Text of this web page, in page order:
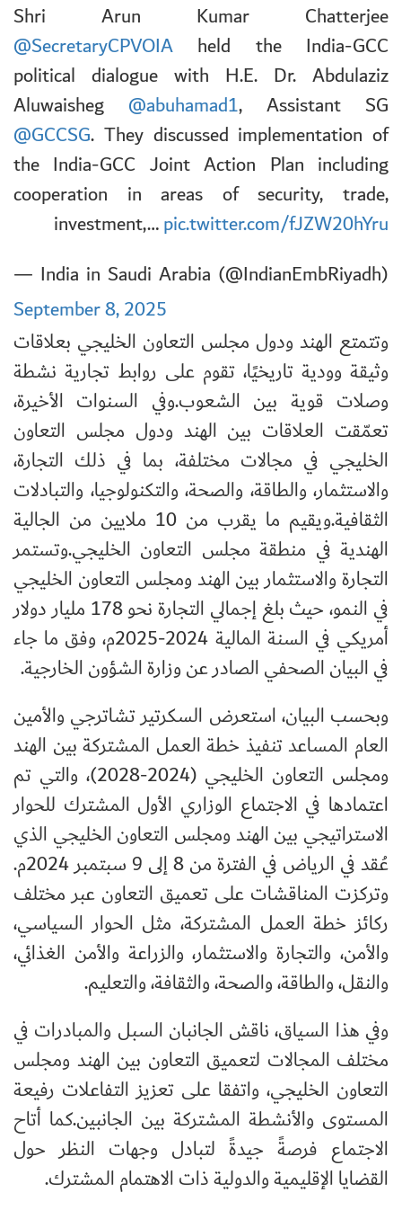
Shri Arun Kumar Chatterjee
@SecretaryCPVOIA held the India-GCC
political dialogue with H.E. Dr. Abdulaziz
Aluwaisheg @abuhamad1, Assistant SG
@GCCSG. They discussed implementation of
the India-GCC Joint Action Plan including
cooperation in areas of security, trade,
investment,…pic.twitter.com/fJZW20hYru
— India in Saudi Arabia (@IndianEmbRiyadh)
September 8, 2025
وتتمتع الهند ودول مجلس التعاون الخليجي بعلاقات
وثيقة وودية تاريخيًا، تقوم على روابط تجارية نشطة
وصلات قوية بين الشعوب.وفي السنوات الأخيرة،
تعمّقت العلاقات بين الهند ودول مجلس التعاون
الخليجي في مجالات مختلفة، بما في ذلك التجارة،
والاستثمار، والطاقة، والصحة، والتكنولوجيا، والتبادلات
الثقافية.
ويقيم ما يقرب من 10 ملايين من الجالية
الهندية في منطقة مجلس التعاون الخليجي.وتستمر
التجارة والاستثمار بين الهند ومجلس التعاون الخليجي
في النمو، حيث بلغ إجمالي التجارة نحو 178 مليار دولار
أمريكي في السنة المالية 2024-2025م، وفق ما جاء
في البيان الصحفي الصادر عن وزارة الشؤون الخارجية.
وبحسب البيان، استعرض السكرتير تشاترجي والأمين
العام المساعد تنفيذ خطة العمل المشتركة بين الهند
ومجلس التعاون الخليجي (2024-2028)، والتي تم
اعتمادها في الاجتماع الوزاري الأول المشترك للحوار
الاستراتيجي بين الهند ومجلس التعاون الخليجي الذي
عُقد في الرياض في الفترة من 8 إلى 9 سبتمبر 2024م.
وتركزت المناقشات على تعميق التعاون عبر مختلف
ركائز خطة العمل المشتركة، مثل الحوار السياسي،
والأمن، والتجارة والاستثمار، والزراعة والأمن الغذائي،
والنقل، والطاقة، والصحة، والثقافة، والتعليم.
وفي هذا السياق، ناقش الجانبان السبل والمبادرات في
مختلف المجالات لتعميق التعاون بين الهند ومجلس
التعاون الخليجي، واتفقا على تعزيز التفاعلات رفيعة
المستوى والأنشطة المشتركة بين الجانبين.كما أتاح
الاجتماع فرصةً جيدةً لتبادل وجهات النظر حول
القضايا الإقليمية والدولية ذات الاهتمام المشترك.